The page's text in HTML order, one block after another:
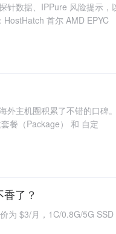
数据、IPPure 风险提示
首尔 AMD EPYC
主机圈积累了不错的口碑
餐（Package） 和 自定
了？
为 $3/月，1C/0.8G/5G